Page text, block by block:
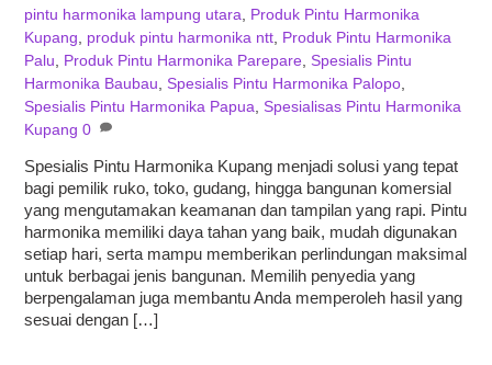
pintu harmonika lampung utara
Produk Pintu Harmonika
Kupang
produk pintu harmonika ntt Produk Pintu Harmonika
Palu
Produk Pintu Harmonika Parepare ,Spesialis Pintu
Harmonika Baubau ,Spesialis Pintu Harmonika Palopo
Spesialis Pintu Harmonika Papua ,Spesialisas Pintu Harmonika
Kupang 0
Spesialis Pintu Harmonika Kupang menjadi solusi yang tepat
bagi pemilik ruko, toko, gudang, hingga bangunan komersial
yang mengutamakan keamanan dan tampilan yang rapi. Pintu
harmonika memiliki daya tahan yang baik, mudah digunakan
setiap hari, serta mampu memberikan perlindungan maksimal
untuk berbagai jenis bangunan. Memilih penyedia yang
berpengalaman juga membantu Anda memperoleh hasil yang
sesuai dengan […]